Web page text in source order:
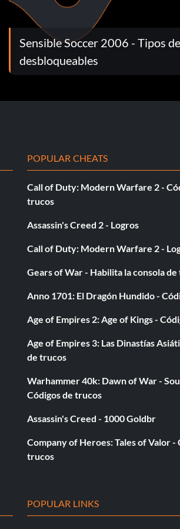
escocesa
liga francesa
Sensible Soccer 2006 - Tipos
desbloqueables
POPULAR CHEATS
Call of Duty: Modern Warfare 2 -
trucos
Assassin's Creed 2 - Logros
Call of Duty: Modern Warfare 2 -
Gears of War - Habilita la consola
Anno 1701: El Dragón Hundido -
Age of Empires 2: Age of Kings -
Age of Empires 3: Las Dinastías
de trucos
Warhammer 40k: Dawn of War -
Códigos de trucos
Assassin's Creed - 1000 Goldbr
Company of Heroes: Tales of Valor -
trucos
POPULAR LINKS